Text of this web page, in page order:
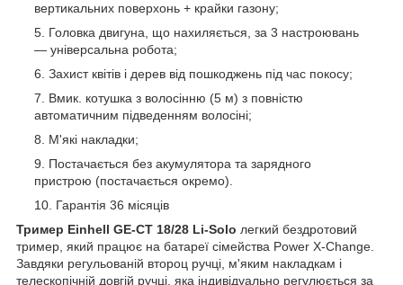
вертикальних поверхонь + крайки газону;
Головка двигуна, що нахиляється, за 3 настроювань
— універсальна робота;
Захист квітів і дерев від пошкоджень під час покосу;
Вмик. котушка з волосінню (5 м) з повністю
автоматичним підведенням волосіні;
М'які накладки;
Постачається без акумулятора та зарядного
пристрою (постачається окремо).
Гарантія 36 місяців
Тример Einhell GE-CT 18/28 Li-Solo легкий бездротовий
тример, який працює на батареї сімейства Power X-Change.
Завдяки регульованій второц ручці, м'яким накладкам і
телескопічній довгій ручці, яка індивідуально регулюється за